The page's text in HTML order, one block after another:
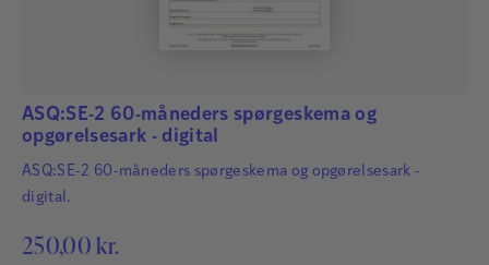
ASQ:SE-2 60-måneders spørgeskema og
opgørelsesark - digital
ASQ:SE-2 60-måneders spørgeskema og opgørelsesark -
digital.
250,00 kr.